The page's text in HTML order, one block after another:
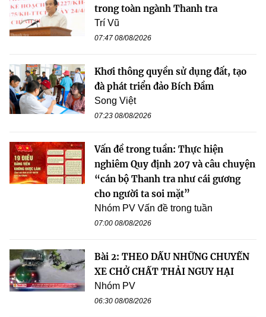
trong toàn ngành Thanh tra
Trí Vũ
07:47 08/08/2026
Khơi thông quyền sử dụng đất, tạo
đà phát triển đảo Bích Đầm
Song Việt
07:23 08/08/2026
Vấn đề trong tuần: Thực hiện
nghiêm Quy định 207 và câu chuyện
“cán bộ Thanh tra như cái gương
cho người ta soi mặt”
Nhóm PV Vấn đề trong tuần
07:00 08/08/2026
Bài 2: THEO DẤU NHỮNG CHUYẾN
XE CHỞ CHẤT THẢI NGUY HẠI
Nhóm PV
06:30 08/08/2026